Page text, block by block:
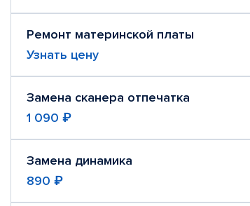
Ремонт материнской платы
Узнать цену
Замена сканера отпечатка
1 090 ₽
Замена динамика
890 ₽